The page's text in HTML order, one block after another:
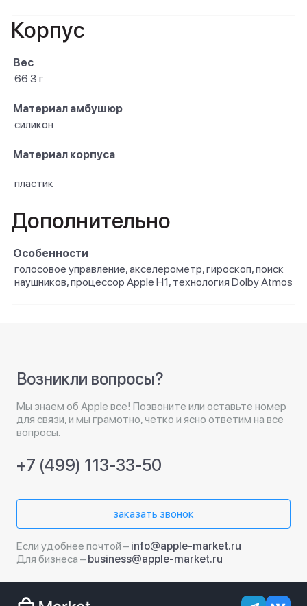
Корпус
Вес
66.3 г
Материал амбушюр
силикон
Материал корпуса
пластик
Дополнительно
Особенности
голосовое управление, акселерометр, гироскоп, поиск
наушников, процессор Apple H1, технология Dolby Atmos
Возникли вопросы?
Мы знаем об Apple все! Позвоните или оставьте номер
для связи, и мы грамотно, четко и ясно ответим на все
вопросы.
+7 (499) 113-33-50
заказать звонок
Если удобнее почтой – info@apple-market.ru
Для бизнеса – business@apple-market.ru